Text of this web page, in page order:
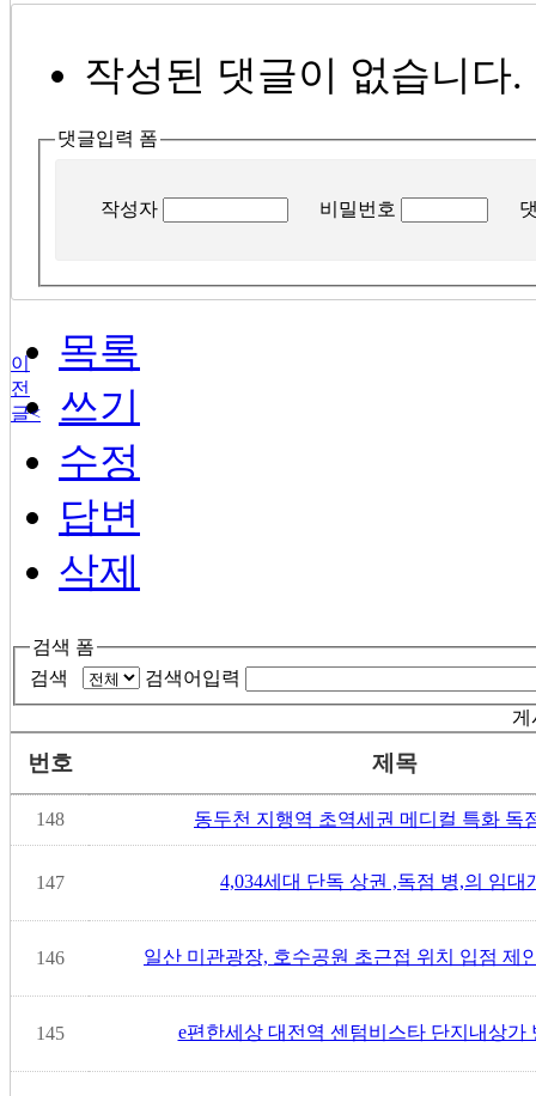
작성된 댓글이 없습니다.
댓글입력 폼
작성자 비밀번호
목록
쓰기
수정
답변
삭제
이
전
글<
검색 폼
검색
검색어입력
게
번호 제목
148 동두천 지행역 초역세권 메디컬 특화 독
147 4,034세대 단독 상권 ,독점 병,의 임대
146 일산 미관광장, 호수공원 초근접 위치 입점 제
145 e편한세상 대전역 센텀비스타 단지내상가